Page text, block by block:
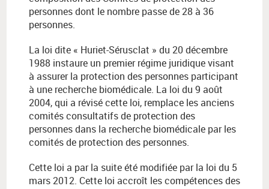
personnes dont le nombre passe de 28 à 36
personnes.
La loi dite « Huriet-Sérusclat » du 20 décembre
1988 instaure un premier régime juridique visant
à assurer la protection des personnes participant
à une recherche biomédicale. La loi du 9 août
2004, qui a révisé cette loi, remplace les anciens
comités consultatifs de protection des
personnes dans la recherche biomédicale par les
comités de protection des personnes.
Cette loi a par la suite été modifiée par la loi du 5
mars 2012. Cette loi accroît les compétences des